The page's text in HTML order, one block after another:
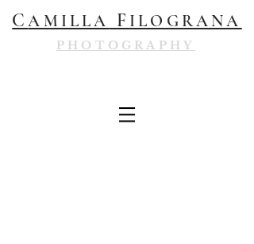
CAMILLA F ILOGRANA
PHOTOGRAPHY